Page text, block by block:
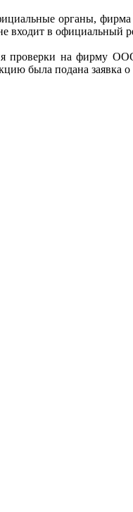
органы, фирма
входит в официальный
проверки на фирму
была подана заявка